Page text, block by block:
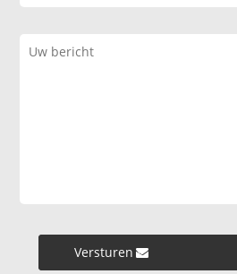
Versturen »